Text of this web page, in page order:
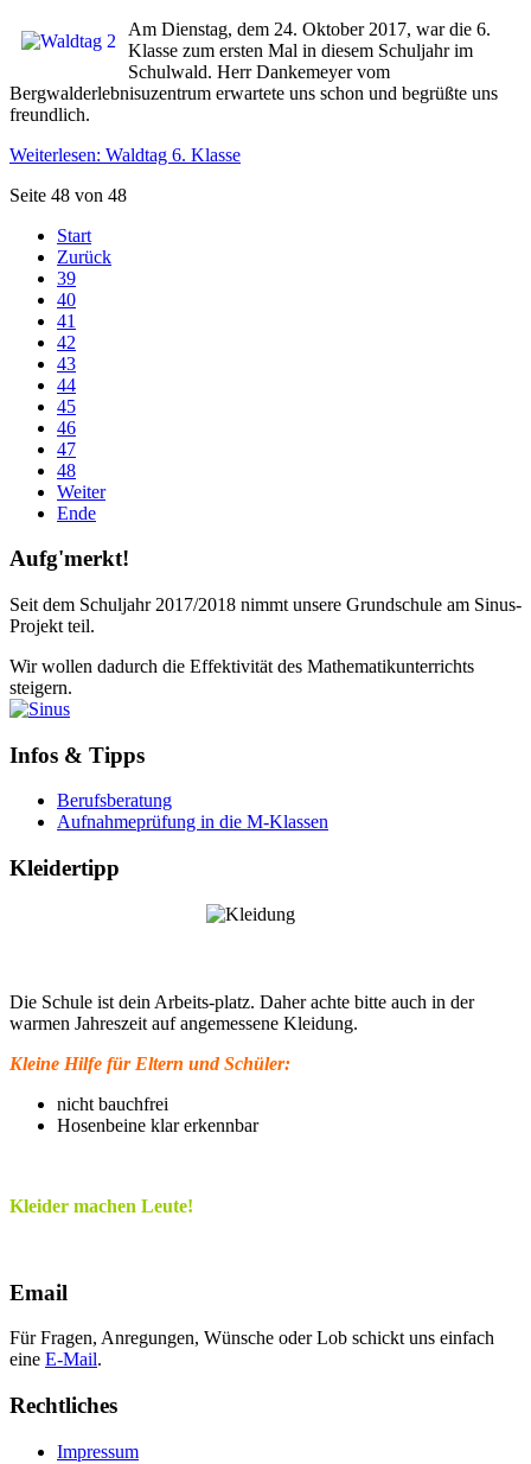
Am Dienstag, dem 24. Oktober 2017, war die 6.
Klasse zum ersten Mal in diesem Schuljahr im
Schulwald. Herr Dankemeyer vom
Bergwalderlebnisuzentrum erwartete uns schon und begrüßte uns
freundlich.
Weiterlesen: Waldtag 6. Klasse
Seite 48 von 48
Start
Zurück
39
40
41
42
43
44
45
46
47
48
Weiter
Ende
Aufg'merkt!
Seit dem Schuljahr 2017/2018 nimmt unsere Grundschule am Sinus-
Projekt teil.
Wir wollen dadurch die Effektivität des Mathematikunterrichts
steigern.
Infos & Tipps
Berufsberatung
Aufnahmeprüfung in die M-Klassen
Kleidertipp
Die Schule ist dein Arbeits-platz. Daher achte bitte auch in der
warmen Jahreszeit auf angemessene Kleidung.
Kleine Hilfe für Eltern und Schüler:
nicht bauchfrei
Hosenbeine klar erkennbar
Kleider machen Leute!
Email
Für Fragen, Anregungen, Wünsche oder Lob schickt uns einfach
eine E-Mail.
Rechtliches
Impressum